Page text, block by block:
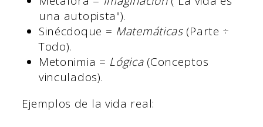
una autopista").
Sinécdoque = Matemáticas(Parte ÷
Todo).
Metonimia = Lógica(Conceptos
vinculados).
Ejemplos de la vida real: